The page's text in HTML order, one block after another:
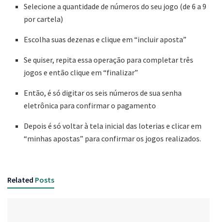
Selecione a quantidade de números do seu jogo (de 6 a 9
por cartela)
Escolha suas dezenas e clique em “incluir aposta”
Se quiser, repita essa operação para completar três
jogos e então clique em “finalizar”
Então, é só digitar os seis números de sua senha
eletrônica para confirmar o pagamento
Depois é só voltar à tela inicial das loterias e clicar em
“minhas apostas” para confirmar os jogos realizados.
Related Posts